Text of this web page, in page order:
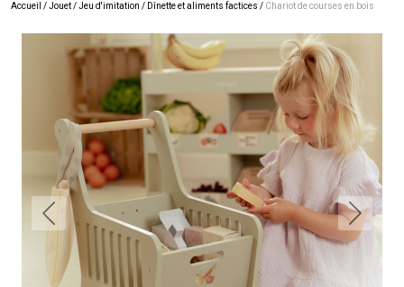
Accueil /Jouet/Jeu d'imitation / Dînette et aliments factices / Chariot de courses en bois